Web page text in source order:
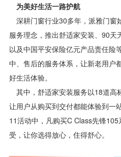
为美好生活一路护航
深耕门窗行业30多年，派雅门窗
服务理念，推出舒适家安装、90天
以及中国平安保险亿元产品责任险
中、售后的服务体系，让新老用户
好生活体验。
其中，舒适家安装服务以18道高
让用户从购买到交付都能体验到一
11活动中，凡购买C Class先锋
受，让你选得放心，住得舒心。